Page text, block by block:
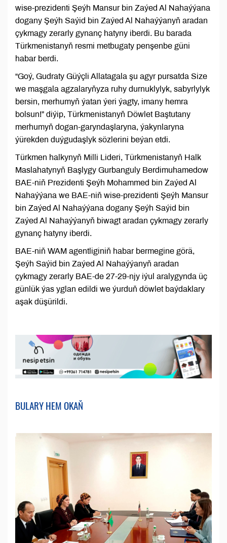
wise-prezidenti Şeýh Mansur bin Zaýed Al Nahaýýana
dogany Şeýh Saýid bin Zaýed Al Nahaýýanyň aradan
çykmagy zerarly gynanç hatyny iberdi. Bu barada
Türkmenistanyň resmi metbugaty penşenbe güni
habar berdi.
“Goý, Gudraty Güýçli Allatagala şu agyr pursatda Size
we maşgala agzalaryňyza ruhy durnuklylyk, sabyrlylyk
bersin, merhumyň ýatan ýeri ýagty, imany hemra
bolsun!” diýip, Türkmenistanyň Döwlet Baştutany
merhumyň dogan-garyndaşlaryna, ýakynlaryna
ýürekden duýgudaşlyk sözlerini beýan etdi.
Türkmen halkynyň Milli Lideri, Türkmenistanyň Halk
Maslahatynyň Başlygy Gurbanguly Berdimuhamedow
BAE-niň Prezidenti Şeýh Mohammed bin Zaýed Al
Nahaýýana we BAE-niň wise-prezidenti Şeýh Mansur
bin Zaýed Al Nahaýýana dogany Şeýh Saýid bin
Zaýed Al Nahaýýanyň biwagt aradan çykmagy zerarly
gynanç hatyny iberdi.
BAE-niň WAM agentliginiň habar bermegine görä,
Şeýh Saýid bin Zaýed Al Nahaýýanyň aradan
çykmagy zerarly BAE-de 27-29-njy iýul aralygynda üç
günlük ýas yglan edildi we ýurduň döwlet baýdaklary
aşak düşürildi.
BULARY HEM OKAŇ